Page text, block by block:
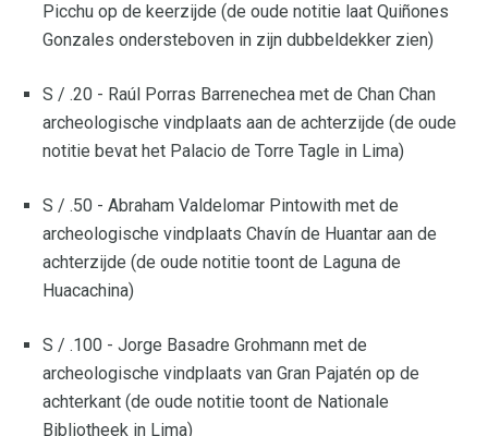
Picchu op de keerzijde (de oude notitie laat Quiñones
Gonzales ondersteboven in zijn dubbeldekker zien)
S / .20 - Raúl Porras Barrenechea met de Chan Chan
archeologische vindplaats aan de achterzijde (de oude
notitie bevat het Palacio de Torre Tagle in Lima)
S / .50 - Abraham Valdelomar Pintowith met de
archeologische vindplaats Chavín de Huantar aan de
achterzijde (de oude notitie toont de Laguna de
Huacachina)
S / .100 - Jorge Basadre Grohmann met de
archeologische vindplaats van Gran Pajatén op de
achterkant (de oude notitie toont de Nationale
Bibliotheek in Lima)